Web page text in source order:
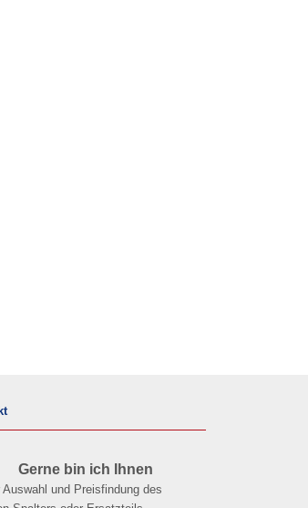
Gerne bin ich Ihnen
Auswahl und Preisfindung des